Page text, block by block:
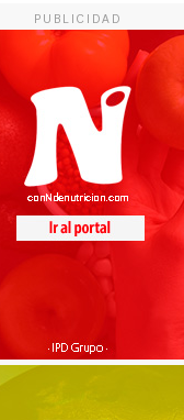
PUBLICIDAD